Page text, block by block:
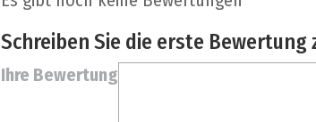
Schreiben Sie die erste Bewertung
Ihre Bewertung